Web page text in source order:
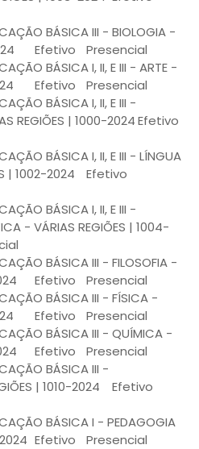
BÁSICA III - BIOLOGIA -
Efetivo
Presencial
BÁSICA I, II, E III - ARTE -
Efetivo
Presencial
BÁSICA I, II, E III -
REGIÕES | 1000-2024Efetivo
BÁSICA I, II, E III - LÍNGUA
| 1002-2024
Efetivo
BÁSICA I, II, E III -
- VÁRIAS REGIÕES | 1004-
BÁSICA III - FILOSOFIA -
Efetivo
Presencial
BÁSICA III - FÍSICA -
Efetivo
Presencial
BÁSICA III - QUÍMICA -
Efetivo
Presencial
BÁSICA III -
| 1010-2024
Efetivo
BÁSICA I - PEDAGOGIA
Efetivo
Presencial